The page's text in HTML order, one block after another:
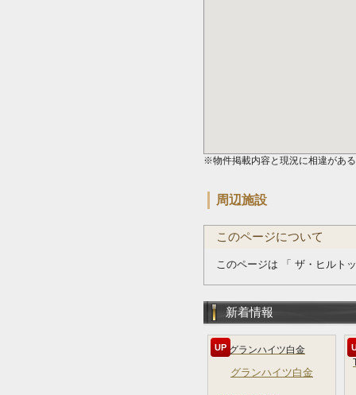
※物件掲載内容と現況に相違があ
周辺施設
このページについて
このページは 「 ザ・ヒルト
新着情報
UP
グランハイツ白金